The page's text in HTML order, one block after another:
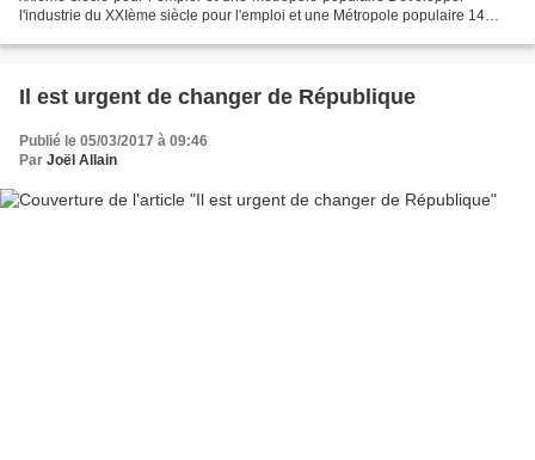
l'industrie du XXIème siècle pour l'emploi et une Métropole populaire 14
Il est urgent de changer de République
Publié le 05/03/2017 à 09:46
Par Joël Allain